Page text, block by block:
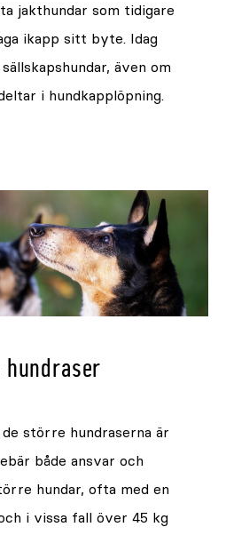
jakthundar som tidigare
ikapp sitt byte. Idag
även om
i hundkapplöpning.
hundraser
större hundraserna är
både ansvar och
hundar, ofta med en
i vissa fall över 45 kg